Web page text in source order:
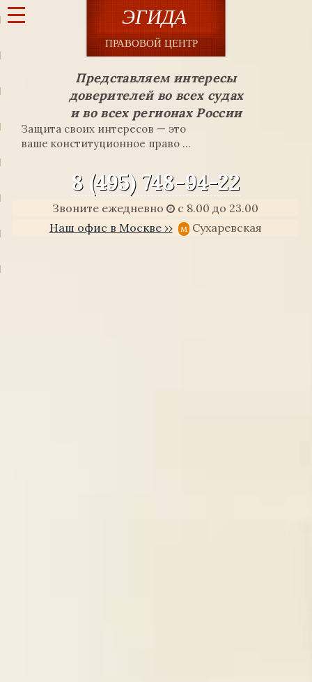
Представляем интересы
доверителей во всех судах
и во всех регионах России
Защита своих интересов — это
ваше конституционное право ...
8 (495) 748-94-22
Звоните ежедневно
с 8.00 до 23.00
Наш офис в Москве ››
мСухаревская